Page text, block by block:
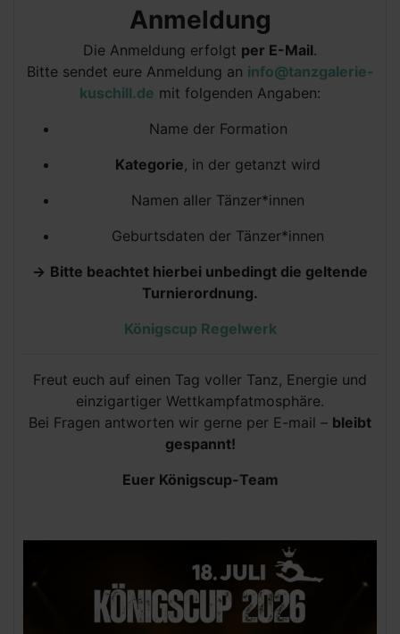
Anmeldung
Die Anmeldung erfolgt per E-Mail.
Bitte sendet eure Anmeldung an info@tanzgalerie-
kuschill.de mit folgenden Angaben:
Name der Formation
Kategorie, in der getanzt wird
Namen aller Tänzer*innen
Geburtsdaten der Tänzer*innen
-> Bitte beachtet hierbei unbedingt die geltende
Turnierordnung.
Königscup Regelwerk
Freut euch auf einen Tag voller Tanz, Energie und
einzigartiger Wettkampfatmosphäre.
Bei Fragen antworten wir gerne per E-mail – bleibt
gespannt!
Euer Königscup-Team